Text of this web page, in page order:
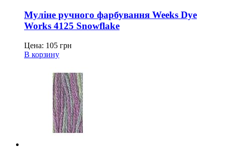
Муліне ручного фарбування Weeks Dye
Works 4125 Snowflake
Цена: 105 грн
В корзину